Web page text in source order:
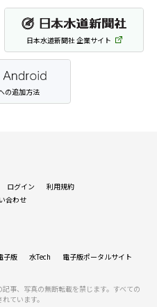
日本水道新聞社 企業サイト
の追加方法
ログイン
利用規約
合わせ
子版 水Tech 電子版ポータルサイト
事、写真の無断転載を禁じます。すべての
ています。